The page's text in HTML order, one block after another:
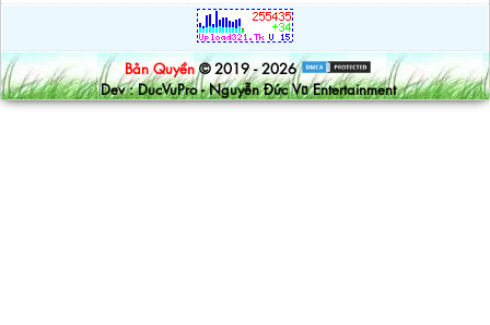
Bản Quyền © 2019 - 2026
Dev : DucVuPro - Nguyễn Đức Vũ Entertainment